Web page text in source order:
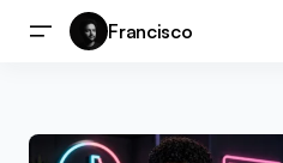
Francisco